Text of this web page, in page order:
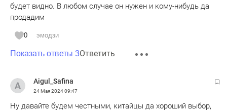
будет видно. В любом случае он нужен и кому-нибудь да
продадим
0 эмодзи
Показать ответы 3Ответить
Aigul_Safina
24 Мая 202409:47
Ну давайте будем честными, китайцы да хороший выбор,